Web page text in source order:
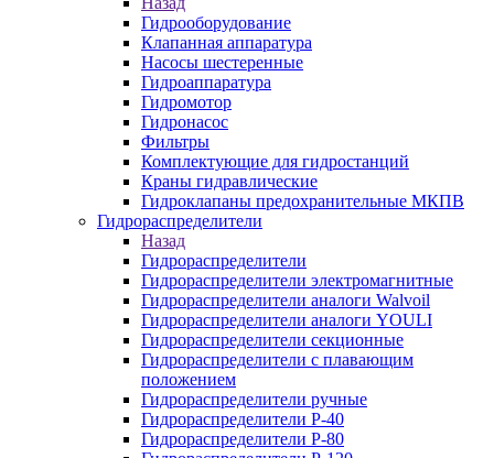
Гидрооборудование
Клапанная аппаратура
Насосы шестеренные
Гидроаппаратура
Гидромотор
Гидронасос
Фильтры
Комплектующие для гидростанций
Краны гидравлические
Гидроклапаны предохранительные МКПВ
Гидрораспределители
Назад
Гидрораспределители
Гидрораспределители электромагнитные
Гидрораспределители аналоги Walvoil
Гидрораспределители аналоги YOULI
Гидрораспределители секционные
Гидрораспределители с плавающим
положением
Гидрораспределители ручные
Гидрораспределители Р-40
Гидрораспределители Р-80